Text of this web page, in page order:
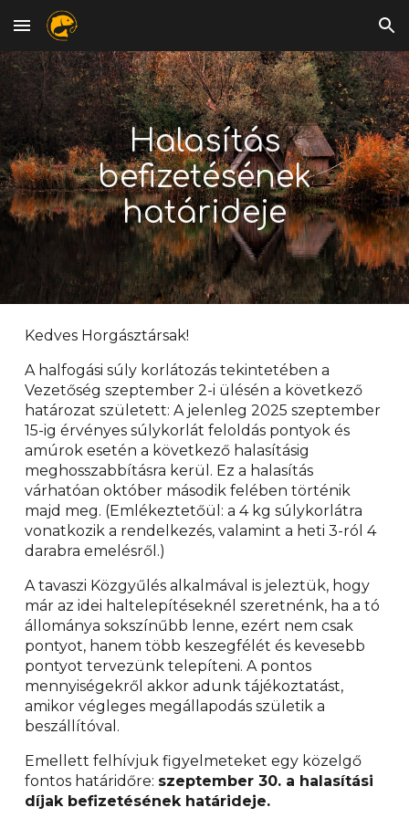
Skip to main content Skip to navigation
Halasítás
befizetésének
határideje
Kedves Horgásztársak!
A halfogási súly korlátozás tekintetében a
Vezetőség szeptember 2-i ülésén a következő
határozat született: A jelenleg 2025 szeptember
15-ig érvényes súlykorlát feloldás pontyok és
amúrok esetén a következő halasításig
meghosszabbításra kerül. Ez a halasítás
várhatóan október második felében történik
majd meg. (Emlékeztetőül: a 4 kg súlykorlátra
vonatkozik a rendelkezés, valamint a heti 3-ról 4
darabra emelésről.)
A tavaszi Közgyűlés alkalmával is jeleztük, hogy
már az idei haltelepítéseknél szeretnénk, ha a tó
állománya sokszínűbb lenne, ezért nem csak
pontyot, hanem több keszegfélét és kevesebb
pontyot tervezünk telepíteni. A pontos
mennyiségekről akkor adunk tájékoztatást,
amikor végleges megállapodás születik a
beszállítóval.
Emellett felhívjuk figyelmeteket egy közelgő
fontos határidőre: szeptember 30. a halasítási
díjak befizetésének határideje.